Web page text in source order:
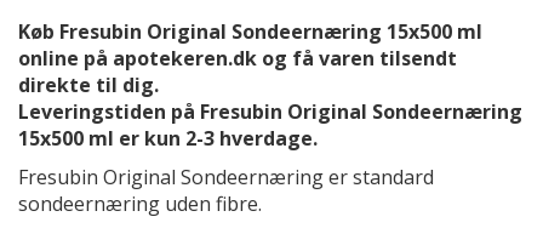
Køb Fresubin Original Sondeernæring 15x500 ml
online på apotekeren.dk og få varen tilsendt
direkte til dig.
Leveringstiden på Fresubin Original Sondeernæring
15x500 ml er kun 2-3 hverdage.
Fresubin Original Sondeernæring er standard
sondeernæring uden fibre.